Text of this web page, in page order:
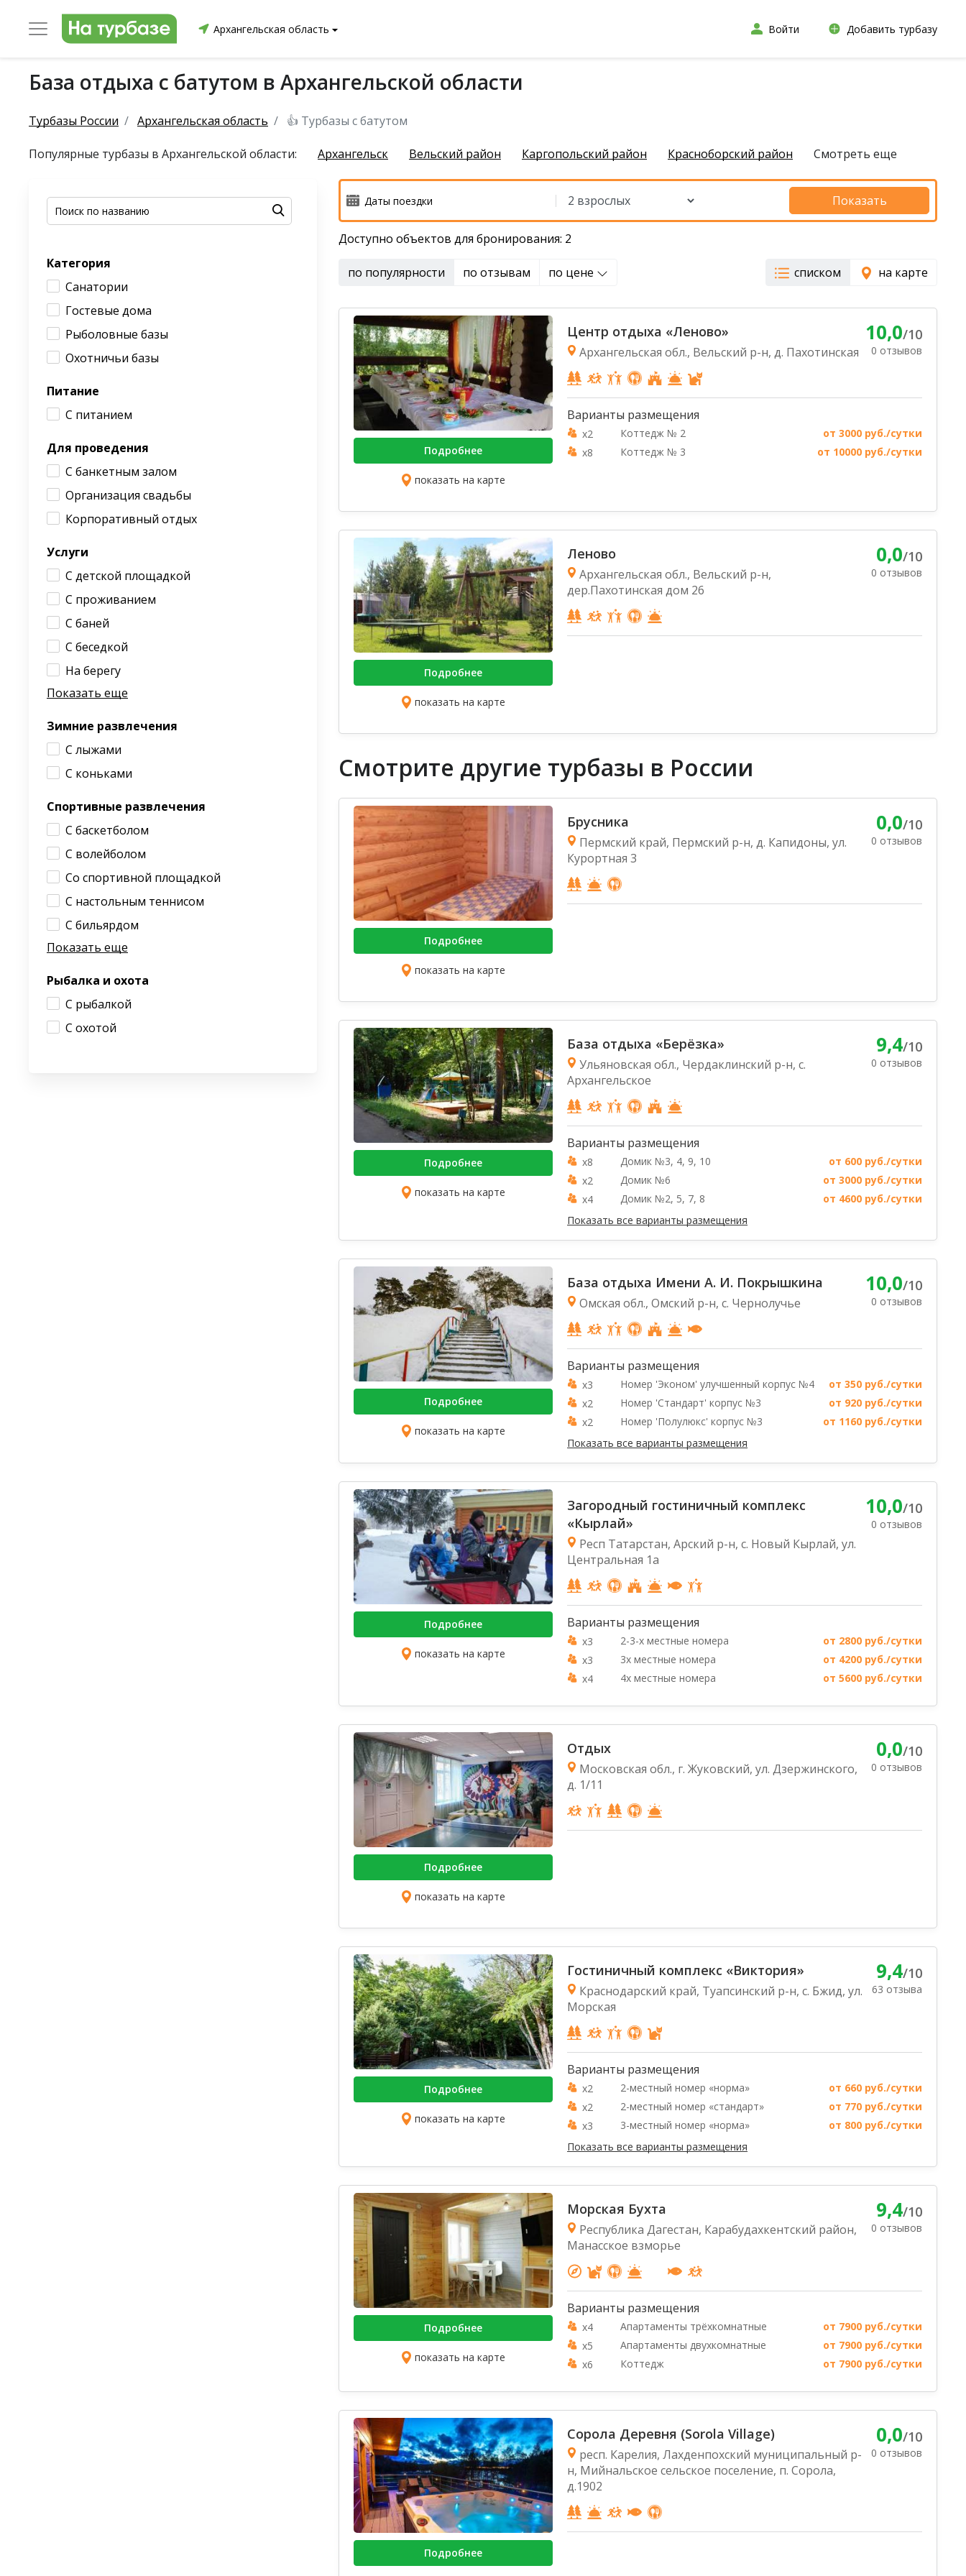
Архангельская область Войти Добавить турбазу
База отдыха с батутом в Архангельской области
Турбазы России Архангельская область 👍 Турбазы с батутом
Популярные турбазы в Архангельской области: Архангельск Вельский район Каргопольский район Красноборский район Смотреть еще
Категория
Санатории
Гостевые дома
Рыболовные базы
Охотничьи базы
Питание
С питанием
Для проведения
С банкетным залом
Организация свадьбы
Корпоративный отдых
Услуги
С детской площадкой
С проживанием
С баней
С беседкой
На берегу
Показать еще
Зимние развлечения
С лыжами
С коньками
Спортивные развлечения
С баскетболом
С волейболом
Со спортивной площадкой
С настольным теннисом
С бильярдом
Показать еще
Рыбалка и охота
С рыбалкой
С охотой
Показать
Доступно объектов для бронирования: 2
по популярности по отзывам по цене списком на карте
Подробнее
показать на карте
Центр отдыха «Леново»
Архангельская обл., Вельский р-н, д. Пахотинская
10,0/10
0 отзывов
Варианты размещения
x2 Коттедж № 2
от 3000 руб./сутки
x8
Коттедж № 3 от 10000 руб./сутки
Подробнее
показать на карте
Леново
Архангельская обл., Вельский р-н,
дер.Пахотинская дом 26
0,0/10
0 отзывов
Смотрите другие турбазы в России
Подробнее
показать на карте
Брусника
Пермский край, Пермский р-н, д. Капидоны, ул.
Курортная 3
0,0/10
0 отзывов
Подробнее
показать на карте
База отдыха «Берёзка»
Ульяновская обл., Чердаклинский р-н, с.
Архангельское
9,4/10
0 отзывов
Варианты размещения
x8 Домик №3, 4, 9, 10
от 600 руб./сутки
x2
Домик №6
от 3000 руб./сутки
x4
Домик №2, 5, 7, 8
от 4600 руб./сутки
Показать все варианты размещения
Подробнее
показать на карте
База отдыха Имени А. И. Покрышкина
Омская обл., Омский р-н, с. Чернолучье
10,0/10
0 отзывов
Варианты размещения
x3 Номер 'Эконом' улучшенный корпус №4
от 350 руб./сутки
x2
Номер 'Стандарт' корпус №3
от 920 руб./сутки
x2
Номер 'Полулюкс' корпус №3
от 1160 руб./сутки
Показать все варианты размещения
Подробнее
показать на карте
Загородный гостиничный комплекс
«Кырлай»
Респ Татарстан, Арский р-н, с. Новый Кырлай, ул.
Центральная 1а
10,0/10
0 отзывов
Варианты размещения
x3 2-3-х местные номера
от 2800 руб./сутки
x3
3х местные номера
от 4200 руб./сутки
x4
4х местные номера от 5600 руб./сутки
Подробнее
показать на карте
Отдых
Московская обл., г. Жуковский, ул. Дзержинского,
д. 1/11
0,0/10
0 отзывов
Подробнее
показать на карте
Гостиничный комплекс «Виктория»
Краснодарский край, Туапсинский р-н, с. Бжид, ул.
Морская
9,4/10
63 отзыва
Варианты размещения
x2 2-местный номер «норма»
от 660 руб./сутки
x2
2-местный номер «стандарт»
от 770 руб./сутки
x3
3-местный номер «норма»
от 800 руб./сутки
Показать все варианты размещения
Подробнее
показать на карте
Морская Бухта
Республика Дагестан, Карабудахкентский район,
Манасское взморье
9,4/10
0 отзывов
Варианты размещения
x4 Апартаменты трёхкомнатные
от 7900 руб./сутки
x5
Апартаменты двухкомнатные
от 7900 руб./сутки
x6
Коттедж от 7900 руб./сутки
Подробнее
Сорола Деревня (Sorola Village)
респ. Карелия, Лахденпохский муниципальный р-
н, Мийнальское сельское поселение, п. Сорола,
д.1902
0,0/10
0 отзывов
Онежский район
Приморский район
Устьянский район